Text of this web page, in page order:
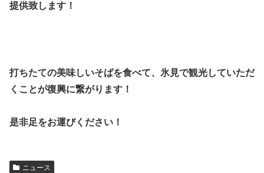
提供致します！
打ちたての美味しいそばを食べて、氷見で観光していただ
くことが復興に繋がります！
是非足をお運びください！
ニュース